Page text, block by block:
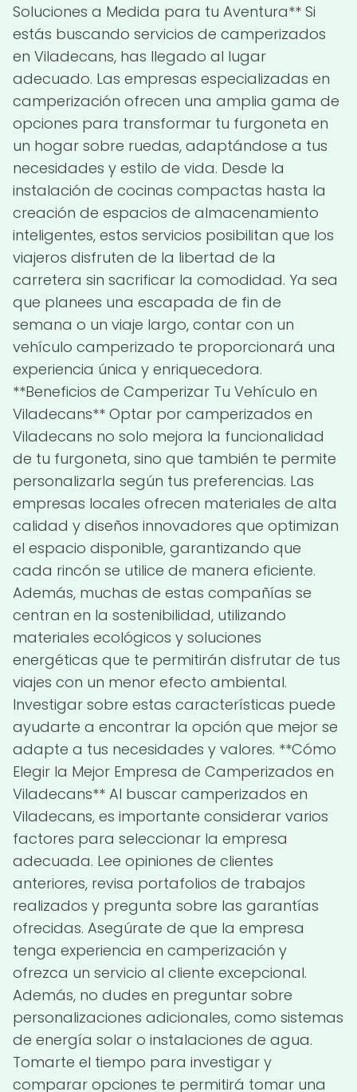
Soluciones a Medida para tu Aventura** Si
estás buscando servicios de camperizados
en Viladecans, has llegado al lugar
adecuado. Las empresas especializadas en
camperización ofrecen una amplia gama de
opciones para transformar tu furgoneta en
un hogar sobre ruedas, adaptándose a tus
necesidades y estilo de vida. Desde la
instalación de cocinas compactas hasta la
creación de espacios de almacenamiento
inteligentes, estos servicios posibilitan que los
viajeros disfruten de la libertad de la
carretera sin sacrificar la comodidad. Ya sea
que planees una escapada de fin de
semana o un viaje largo, contar con un
vehículo camperizado te proporcionará una
experiencia única y enriquecedora.
**Beneficios de Camperizar Tu Vehículo en
Viladecans** Optar por camperizados en
Viladecans no solo mejora la funcionalidad
de tu furgoneta, sino que también te permite
personalizarla según tus preferencias. Las
empresas locales ofrecen materiales de alta
calidad y diseños innovadores que optimizan
el espacio disponible, garantizando que
cada rincón se utilice de manera eficiente.
Además, muchas de estas compañías se
centran en la sostenibilidad, utilizando
materiales ecológicos y soluciones
energéticas que te permitirán disfrutar de tus
viajes con un menor efecto ambiental.
Investigar sobre estas características puede
ayudarte a encontrar la opción que mejor se
adapte a tus necesidades y valores. **Cómo
Elegir la Mejor Empresa de Camperizados en
Viladecans** Al buscar camperizados en
Viladecans, es importante considerar varios
factores para seleccionar la empresa
adecuada. Lee opiniones de clientes
anteriores, revisa portafolios de trabajos
realizados y pregunta sobre las garantías
ofrecidas. Asegúrate de que la empresa
tenga experiencia en camperización y
ofrezca un servicio al cliente excepcional.
Además, no dudes en preguntar sobre
personalizaciones adicionales, como sistemas
de energía solar o instalaciones de agua.
Tomarte el tiempo para investigar y
comparar opciones te permitirá tomar una